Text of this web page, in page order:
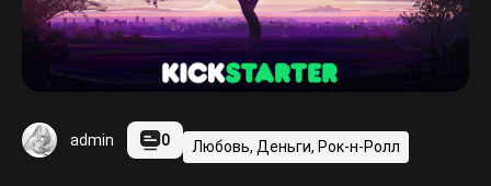
admin 0 Любовь, Деньги, Рок-н-Ролл